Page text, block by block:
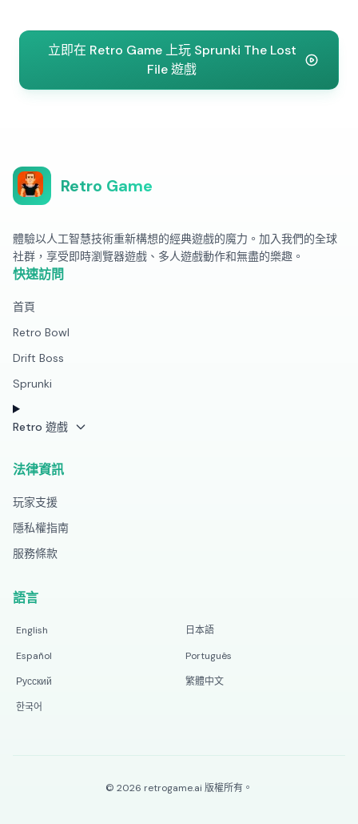
立即在 Retro Game 上玩 Sprunki The Lost
File 遊戲
Retro Game
體驗以人工智慧技術重新構想的經典遊戲的魔力。加入我們的全球
社群，享受即時瀏覽器遊戲、多人遊戲動作和無盡的樂趣。
快速訪問
首頁
Retro Bowl
Drift Boss
Sprunki
Retro 遊戲
法律資訊
玩家支援
隱私權指南
服務條款
語言
English
日本語
Español
Português
Русский
繁體中文
한국어
© 2026 retrogame.ai 版權所有。